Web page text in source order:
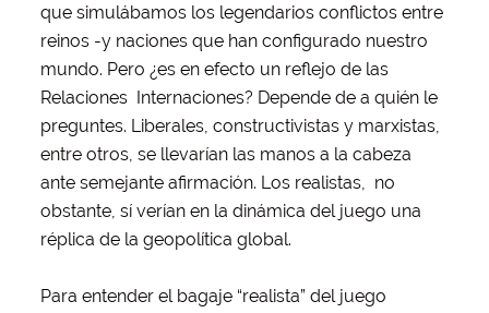
que simulábamos los legendarios conflictos entre
reinos -y naciones que han configurado nuestro
mundo. Pero ¿es en efecto un reflejo de las
Relaciones Internaciones? Depende de a quién le
preguntes. Liberales, constructivistas y marxistas,
entre otros, se llevarían las manos a la cabeza
ante semejante afirmación. Los realistas, no
obstante, sí verían en la dinámica del juego una
réplica de la geopolítica global.
Para entender el bagaje “realista” del juego